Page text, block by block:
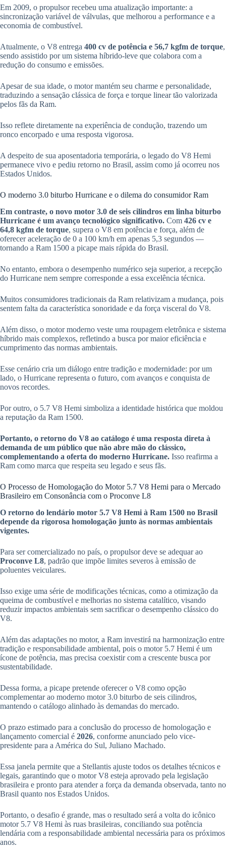
Em 2009, o propulsor recebeu uma atualização importante: a
sincronização variável de válvulas, que melhorou a performance e a
economia de combustível.
Atualmente, o V8 entrega 400 cv de potência e 56,7 kgfm de torque,
sendo assistido por um sistema híbrido-leve que colabora com a
redução do consumo e emissões.
Apesar de sua idade, o motor mantém seu charme e personalidade,
traduzindo a sensação clássica de força e torque linear tão valorizada
pelos fãs da Ram.
Isso reflete diretamente na experiência de condução, trazendo um
ronco encorpado e uma resposta vigorosa.
A despeito de sua aposentadoria temporária, o legado do V8 Hemi
permanece vivo e pediu retorno no Brasil, assim como já ocorreu nos
Estados Unidos.
O moderno 3.0 biturbo Hurricane e o dilema do consumidor Ram
Em contraste, o novo motor 3.0 de seis cilindros em linha biturbo
Hurricane é um avanço tecnológico significativo. Com 426 cv e
64,8 kgfm de torque, supera o V8 em potência e força, além de
oferecer aceleração de 0 a 100 km/h em apenas 5,3 segundos —
tornando a Ram 1500 a picape mais rápida do Brasil.
No entanto, embora o desempenho numérico seja superior, a recepção
do Hurricane nem sempre corresponde a essa excelência técnica.
Muitos consumidores tradicionais da Ram relativizam a mudança, pois
sentem falta da característica sonoridade e da força visceral do V8.
Além disso, o motor moderno veste uma roupagem eletrônica e sistema
híbrido mais complexos, refletindo a busca por maior eficiência e
cumprimento das normas ambientais.
Esse cenário cria um diálogo entre tradição e modernidade: por um
lado, o Hurricane representa o futuro, com avanços e conquista de
novos recordes.
Por outro, o 5.7 V8 Hemi simboliza a identidade histórica que moldou
a reputação da Ram 1500.
Portanto, o retorno do V8 ao catálogo é uma resposta direta à
demanda de um público que não abre mão do clássico,
complementando a oferta do moderno Hurricane. Isso reafirma a
Ram como marca que respeita seu legado e seus fãs.
O Processo de Homologação do Motor 5.7 V8 Hemi para o Mercado
Brasileiro em Consonância com o Proconve L8
O retorno do lendário motor 5.7 V8 Hemi à Ram 1500 no Brasil
depende da rigorosa homologação junto às normas ambientais
vigentes.
Para ser comercializado no país, o propulsor deve se adequar ao
Proconve L8, padrão que impõe limites severos à emissão de
poluentes veiculares.
Isso exige uma série de modificações técnicas, como a otimização da
queima de combustível e melhorias no sistema catalítico, visando
reduzir impactos ambientais sem sacrificar o desempenho clássico do
V8.
Além das adaptações no motor, a Ram investirá na harmonização entre
tradição e responsabilidade ambiental, pois o motor 5.7 Hemi é um
ícone de potência, mas precisa coexistir com a crescente busca por
sustentabilidade.
Dessa forma, a picape pretende oferecer o V8 como opção
complementar ao moderno motor 3.0 biturbo de seis cilindros,
mantendo o catálogo alinhado às demandas do mercado.
O prazo estimado para a conclusão do processo de homologação e
lançamento comercial é 2026, conforme anunciado pelo vice-
presidente para a América do Sul, Juliano Machado.
Essa janela permite que a Stellantis ajuste todos os detalhes técnicos e
legais, garantindo que o motor V8 esteja aprovado pela legislação
brasileira e pronto para atender a força da demanda observada, tanto no
Brasil quanto nos Estados Unidos.
Portanto, o desafio é grande, mas o resultado será a volta do icônico
motor 5.7 V8 Hemi às ruas brasileiras, conciliando sua potência
lendária com a responsabilidade ambiental necessária para os próximos
anos.